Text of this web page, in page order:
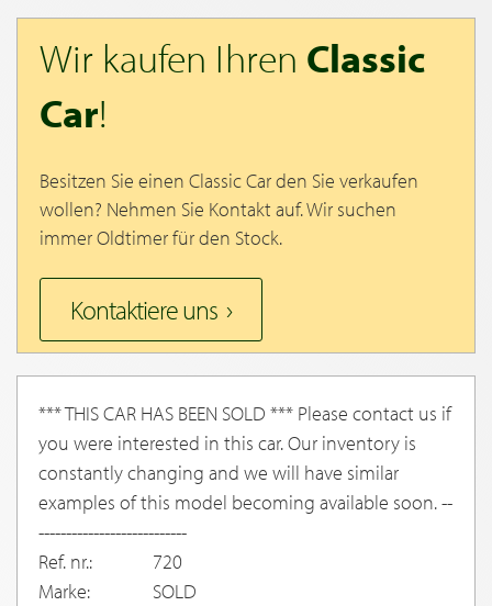
Wir kaufen Ihren Classic
Car!
Besitzen Sie einen Classic Car den Sie verkaufen
wollen? Nehmen Sie Kontakt auf. Wir suchen
immer Oldtimer für den Stock.
Kontaktiere uns
*** THIS CAR HAS BEEN SOLD *** Please contact us if
you were interested in this car. Our inventory is
constantly changing and we will have similar
examples of this model becoming available soon. --
---------------------------
Ref. nr.:
720
Marke:
SOLD